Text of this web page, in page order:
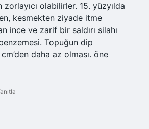
zorlayıcı olabilirler. 15. yüzyılda
kesmekten ziyade itme
ince ve zarif bir saldırı silahı
Topuğun dip
cm’den daha az olması. öne